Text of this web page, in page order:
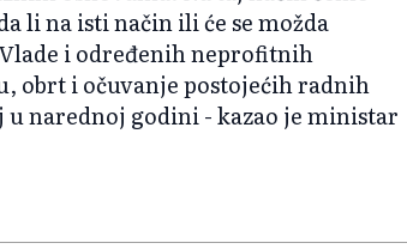
li na isti način ili će se možda
i određenih neprofitnih
obrt i očuvanje postojećih radnih
narednoj godini - kazao je ministar